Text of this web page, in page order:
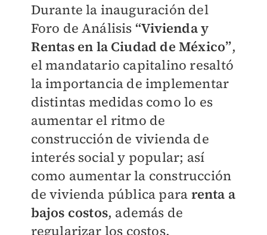
Durante la inauguración del
Foro de Análisis “Vivienda y
Rentas en la Ciudad de México”,
el mandatario capitalino resaltó
la importancia de implementar
distintas medidas como lo es
aumentar el ritmo de
construcción de vivienda de
interés social y popular; así
como aumentar la construcción
de vivienda pública para renta a
bajos costos, además de
regularizar los costos.